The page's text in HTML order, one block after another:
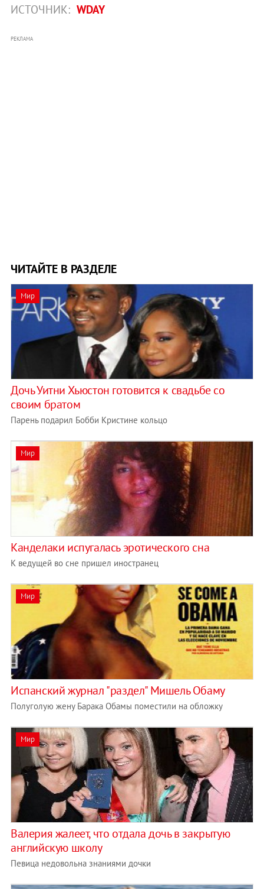
ИСТОЧНИК: WDAY
РЕКЛАМА
ЧИТАЙТЕ В РАЗДЕЛЕ
Мир
Дочь Уитни Хьюстон готовится к свадьбе со
своим братом
Парень подарил Бобби Кристине кольцо
Мир
Канделаки испугалась эротического сна
К ведущей во сне пришел иностранец
Мир
Испанский журнал "раздел" Мишель Обаму
Полуголую жену Барака Обамы поместили на обложку
Мир
Валерия жалеет, что отдала дочь в закрытую
английскую школу
Певица недовольна знаниями дочки